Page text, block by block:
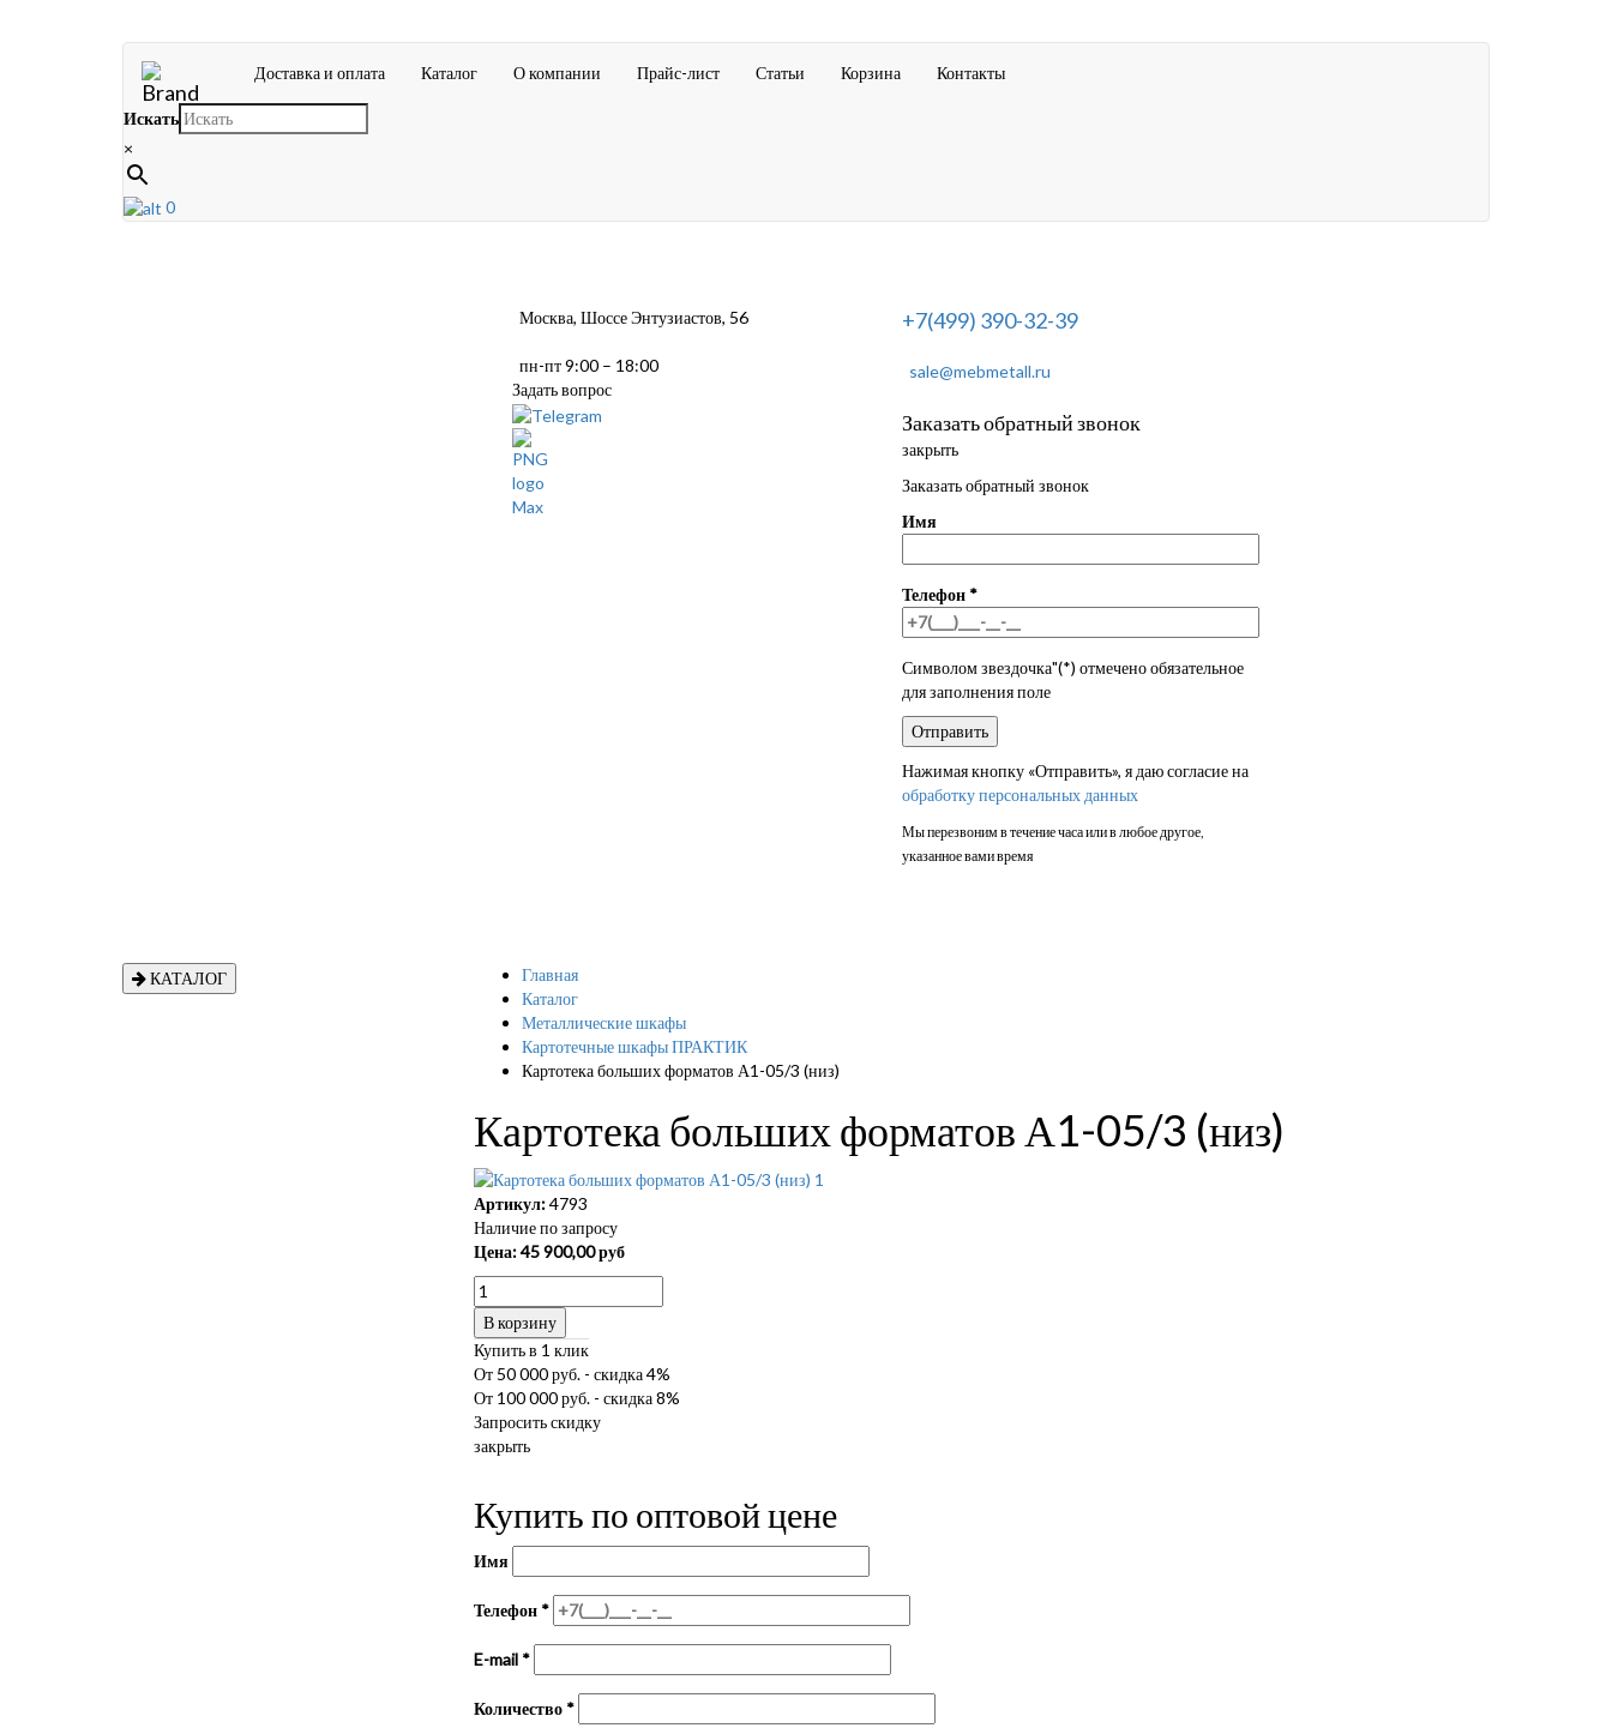
Доставка и оплата Каталог О компании Прайс-лист Статьи Корзина Контакты
Искать
×
0
Москва, Шоссе Энтузиастов, 56
пн-пт 9:00 – 18:00
Задать вопрос
+7(499) 390-32-39
sale@mebmetall.ru
Заказать обратный звонок
закрыть
Заказать обратный звонок
Имя
Телефон *
Символом звездочка"(*) отмечено обязательное
для заполнения поле
Нажимая кнопку «Отправить», я даю согласие на
обработку персональных данных
Мы перезвоним в течение часа или в любое другое,
указанное вами время
КАТАЛОГ
Главная
Каталог
Металлические шкафы
Картотечные шкафы ПРАКТИК
Картотека больших форматов А1-05/3 (низ)
Картотека больших форматов А1-05/3 (низ)
Артикул:4793
Наличие по запросу
Цена:45 900,00руб
В корзину
Купить в 1 клик
От 50 000 руб. - скидка 4%
От 100 000 руб. - скидка 8%
Запросить скидку
закрыть
Купить по оптовой цене
Имя
Телефон *
E-mail *
Количество *